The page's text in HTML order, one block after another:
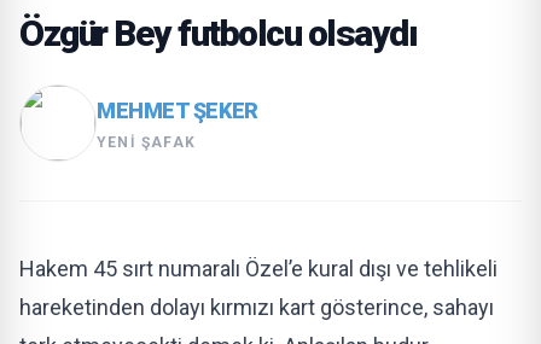
Özgür Bey futbolcu olsaydı
MEHMET ŞEKER
YENI ŞAFAK
Hakem 45 sırt numaralı Özel’e kural dışı ve tehlikeli
hareketinden dolayı kırmızı kart gösterince, sahayı